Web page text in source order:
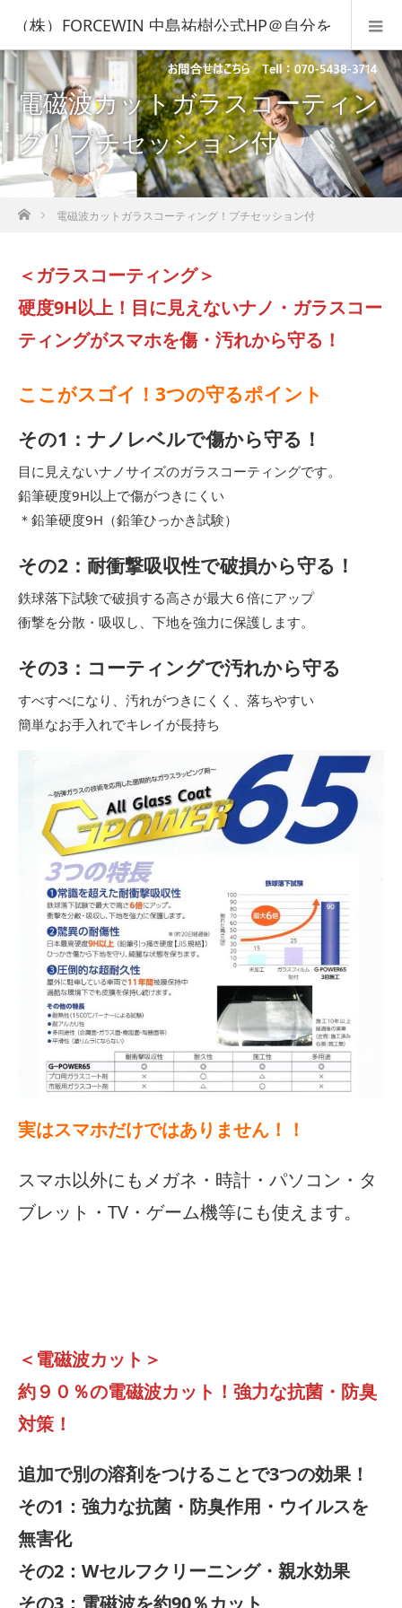
（株）FORCEWIN 中島祐樹公式HP＠自分を
知って人生を変える！
電磁波カットガラスコーティン
グ！プチセッション付
ホーム電磁波カットガラスコーティング！プチセッション付
＜ガラスコーティング＞
硬度9H以上！目に見えないナノ・ガラスコー
ティングがスマホを傷・汚れから守る！
ここがスゴイ！3つの守るポイント
その1：ナノレベルで傷から守る！
目に見えないナノサイズのガラスコーティングです。
鉛筆硬度9H以上で傷がつきにくい
＊鉛筆硬度9H（鉛筆ひっかき試験）
その2：耐衝撃吸収性で破損から守る！
鉄球落下試験で破損する高さが最大６倍にアップ
衝撃を分散・吸収し、下地を強力に保護します。
その3：コーティングで汚れから守る
すべすべになり、汚れがつきにくく、落ちやすい
簡単なお手入れでキレイが長持ち
実はスマホだけではありません！！
スマホ以外にもメガネ・時計・パソコン・タ
ブレット・TV・ゲーム機等にも使えます。
＜電磁波カット＞
約９０％の電磁波カット！強力な抗菌・防臭
対策！
追加で別の溶剤をつけることで3つの効果！
その1：強力な抗菌・防臭作用・ウイルスを
無害化
その2：Wセルフクリーニング・親水効果